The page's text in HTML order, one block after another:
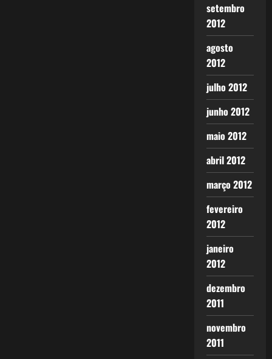
setembro
2012
agosto
2012
julho 2012
junho 2012
maio 2012
abril 2012
março 2012
fevereiro
2012
janeiro
2012
dezembro
2011
novembro
2011